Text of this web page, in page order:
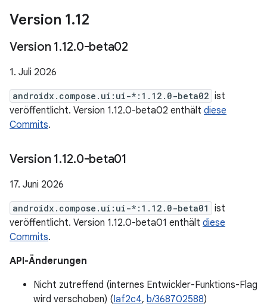
Version 1.12
Version 1.12.0-beta02
1. Juli 2026
androidx.compose.ui:ui-*:1.12.0-beta02 ist
veröffentlicht. Version 1.12.0-beta02 enthält diese
Commits.
Version 1.12.0-beta01
17. Juni 2026
androidx.compose.ui:ui-*:1.12.0-beta01
ist
veröffentlicht. Version 1.12.0-beta01 enthält diese
Commits.
API-Änderungen
Nicht zutreffend (internes Entwickler-Funktions-Flag
wird verschoben) (Iaf2c4, b/368702588)